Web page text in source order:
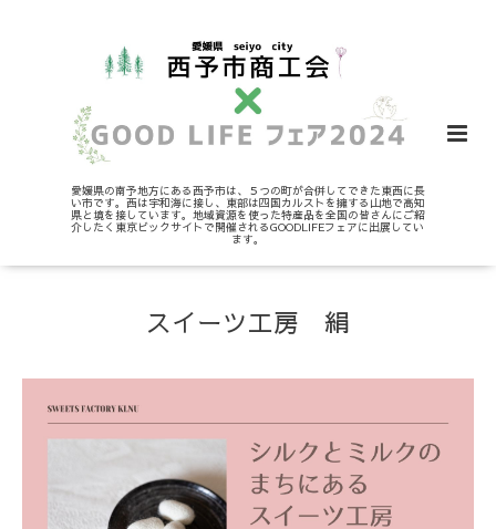
愛媛県の南予地方にある西予市は、５つの町が合併してできた東西に長
い市です。西は宇和海に接し、東部は四国カルストを擁する山地で高知
県と境を接しています。地域資源を使った特産品を全国の皆さんにご紹
介したく東京ビックサイトで開催されるGOODLIFEフェアに出展してい
ます。
スイーツ工房 絹